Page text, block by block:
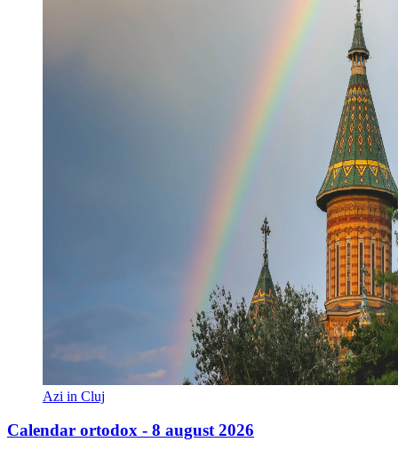
Azi in Cluj
Calendar ortodox - 8 august 2026